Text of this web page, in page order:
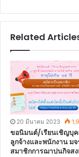
Related
20 มีนาคม 2023
ขอนิมนต์/เรียนเชิญบุค
ลูกจ้างและพนักงาน ม
สมาชิกการฌาปนกิจสง